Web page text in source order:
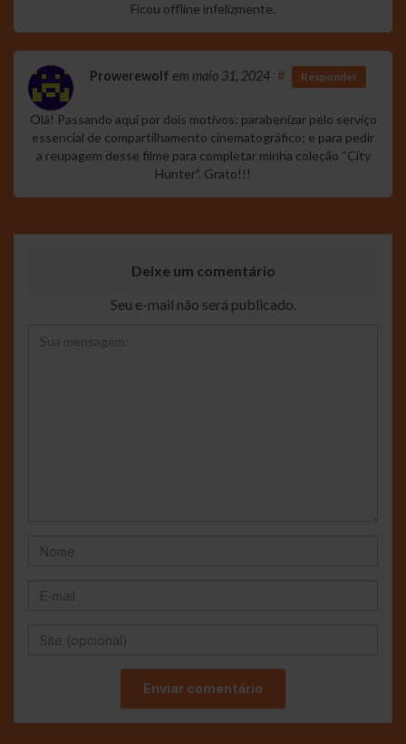
Ficou offline infelizmente.
Prowerewolf em maio 31, 2024 # Responder
Olá! Passando aqui por dois motivos: parabenizar pelo serviço
essencial de compartilhamento cinematográfico; e para pedir
a reupagem desse filme para completar minha coleção “City
Hunter”. Grato!!!
Deixe um comentário
Seu e-mail não será publicado.